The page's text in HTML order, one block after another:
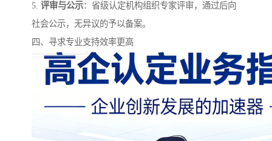
5. 评审与公示：省级认定机构组织专家评审，通过后向
社会公示，无异议的予以备案。
四、寻求专业支持效率更高